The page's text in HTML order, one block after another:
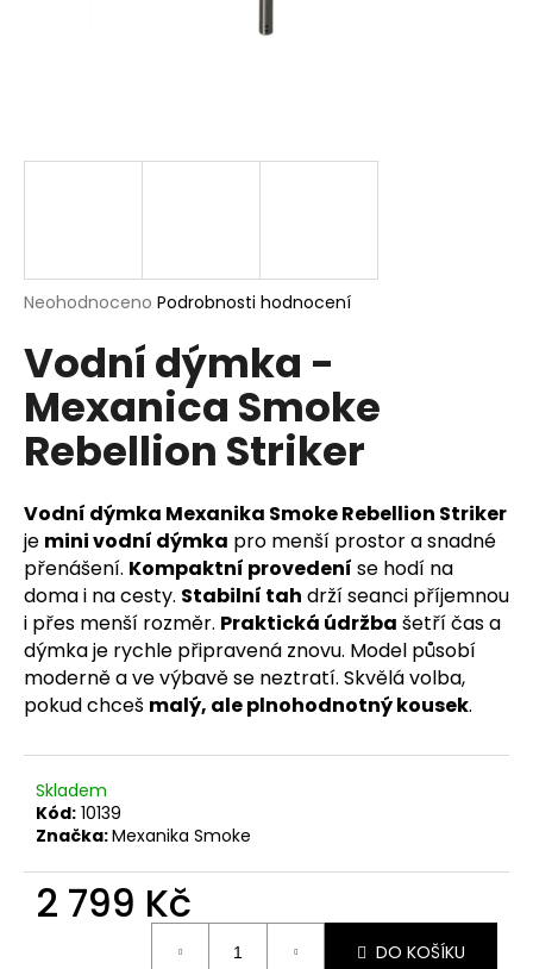
Průměrné
produktu
je
0,0
5
hvězdiček.
Neohodnoceno Podrobnosti hodnocení
Vodní dýmka -
Mexanica Smoke
Rebellion Striker
Vodní dýmka Mexanika Smoke Rebellion Striker
je mini vodní dýmka pro menší prostor a snadné
přenášení. Kompaktní provedení se hodí na
doma i na cesty. Stabilní tah drží seanci příjemnou
i přes menší rozměr. Praktická údržba šetří čas a
dýmka je rychle připravená znovu. Model působí
moderně a ve výbavě se neztratí. Skvělá volba,
pokud chceš malý, ale plnohodnotný kousek.
Skladem
Kód: 10139
Značka:Mexanika Smoke
2 799 Kč
DO KOŠÍKU
?
HLEDAT
D
o
p
o
u
č
u
j
e
m
e